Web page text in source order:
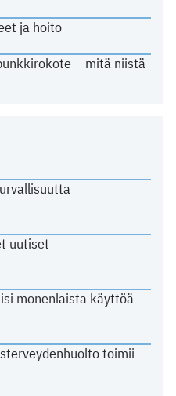
ja hoito
– mitä niistä
uutiset
monenlaista käyttöä
toimii